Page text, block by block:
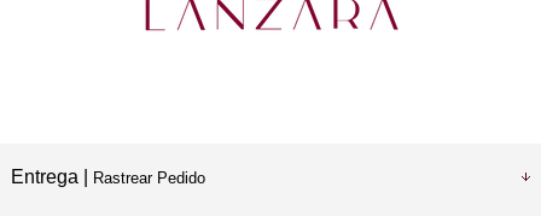
Entrega | Rastrear Pedido